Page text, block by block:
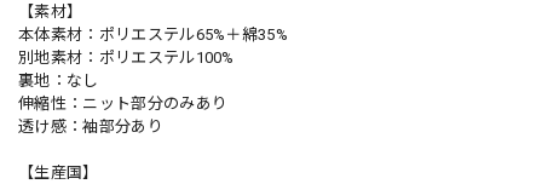
【素材】
本体素材：ポリエステル65%＋綿35%
別地素材：ポリエステル100%
裏地：なし
伸縮性：ニット部分のみあり
透け感：袖部分あり
【生産国】